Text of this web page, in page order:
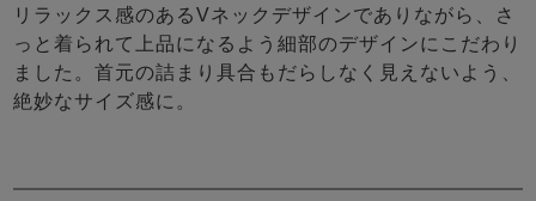
リラックス感のあるVネックデザインでありながら、さ
っと着られて上品になるよう細部のデザインにこだわり
ました。首元の詰まり具合もだらしなく見えないよう、
絶妙なサイズ感に。